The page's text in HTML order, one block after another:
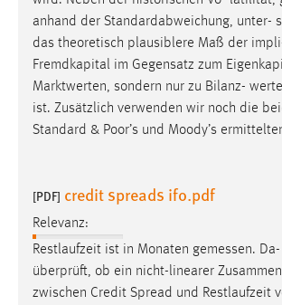
anhand der Standardabweichung, unter-
das theoretisch plausiblere Maß der
Fremdkapital im Gegensatz zum
Marktwerten, sondern nur zu Bilanz-
ist. Zusätzlich verwenden wir noch die
Standard & Poor’s und Moody’s
[PDF] credit spreads ifo.pdf
Relevanz:
Restlaufzeit ist in Monaten gemessen.
überprüft, ob ein nicht-linearer
zwischen Credit Spread und Restlaufzeit